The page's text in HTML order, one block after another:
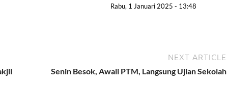
Rabu, 1 Januari 2025 - 13:48
NEXT ARTICLE
Senin Besok, Awali PTM, Langsung Ujian Sekolah